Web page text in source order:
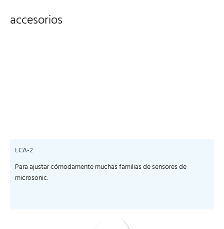
accesorios
LCA-2
Para ajustar cómodamente muchas familias de sensores de
microsonic.